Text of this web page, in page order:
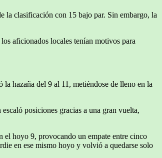
la clasificación con 15 bajo par. Sin embargo, la
aficionados locales tenían motivos para
hazaña del 9 al 11, metiéndose de lleno en la
posiciones gracias a una gran vuelta,
el hoyo 9, provocando un empate entre cinco
en ese mismo hoyo y volvió a quedarse solo